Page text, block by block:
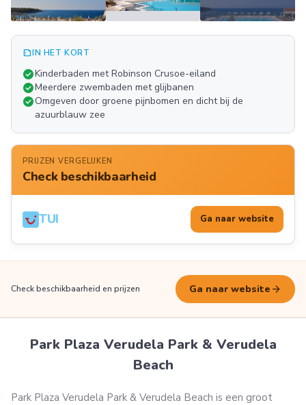
FOTO'S
summarizeIN HET KORT
check_circleKinderbaden met Robinson Crusoe-eiland
check_circleMeerdere zwembaden met glijbanen
check_circleOmgeven door groene pijnbomen en dicht bij de
azuurblauw zee
PRIJZEN VERGELIJKEN
Check beschikbaarheid
TUI Ga naar website
Check beschikbaarheid en prijzen Ga naar website arrow_forward
Park Plaza Verudela Park & Verudela
Beach
Park Plaza Verudela Park & Verudela Beach is een groot